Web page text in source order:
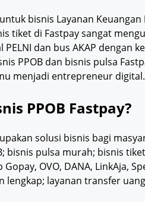
bisnis Layanan
tiket di Fastpay sangat
PELNI dan bus AKAP dengan
PPOB dan bisnis pulsa
menjadi entrepreneur digital.
PPOB Fastpay?
solusi bisnis bagi
bisnis pulsa murah; bisnis
OVO, DANA, LinkAja,
lengkap; layanan transfer